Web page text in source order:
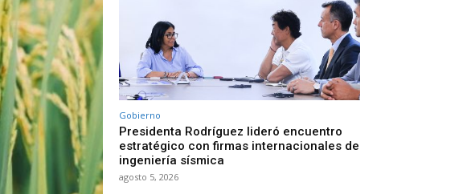
Gobierno
Presidenta Rodríguez lideró encuentro
estratégico con firmas internacionales de
ingeniería sísmica
agosto 5, 2026